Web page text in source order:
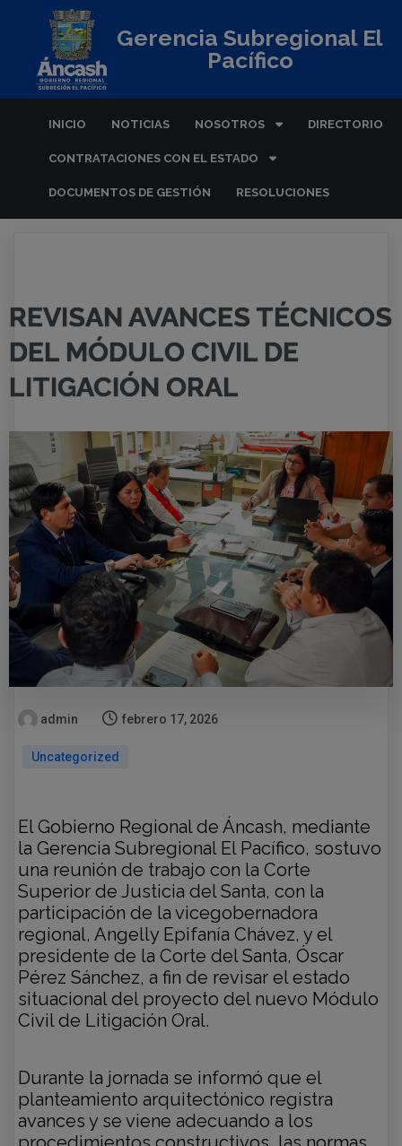
Gerencia Subregional El
Pacífico
INICIO NOTICIAS NOSOTROS DIRECTORIO
CONTRATACIONES CON EL ESTADO
DOCUMENTOS DE GESTIÓN RESOLUCIONES
REVISAN AVANCES TÉCNICOS
DEL MÓDULO CIVIL DE
LITIGACIÓN ORAL
admin febrero 17, 2026
Uncategorized
El Gobierno Regional de Áncash, mediante
la Gerencia Subregional El Pacífico, sostuvo
una reunión de trabajo con la Corte
Superior de Justicia del Santa, con la
participación de la vicegobernadora
regional, Angelly Epifanía Chávez, y el
presidente de la Corte del Santa, Óscar
Pérez Sánchez, a fin de revisar el estado
situacional del proyecto del nuevo Módulo
Civil de Litigación Oral.
Durante la jornada se informó que el
planteamiento arquitectónico registra
avances y se viene adecuando a los